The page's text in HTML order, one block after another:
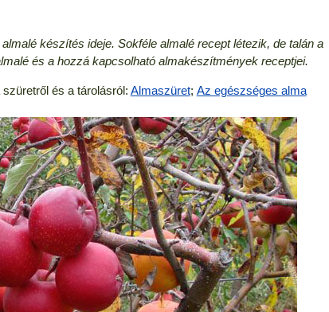
készítés ideje. Sokféle almalé recept létezik, de talán a
és a hozzá kapcsolható almakészítmények receptjei.
és a tárolásról: Almaszüret; Az egészséges alma